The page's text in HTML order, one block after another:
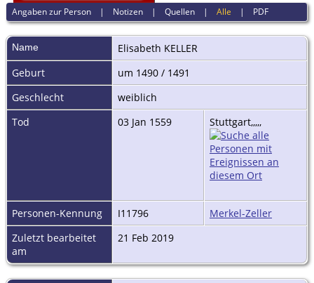
Angaben zur Person | Notizen |Quellen |Alle | PDF
Name Elisabeth KELLER
Geburt
um 1490 / 1491
Geschlecht
weiblich
Tod
03 Jan 1559 Stuttgart,,,,,
Personen-Kennung I11796
Merkel-Zeller
Zuletzt bearbeitet
am
21 Feb 2019